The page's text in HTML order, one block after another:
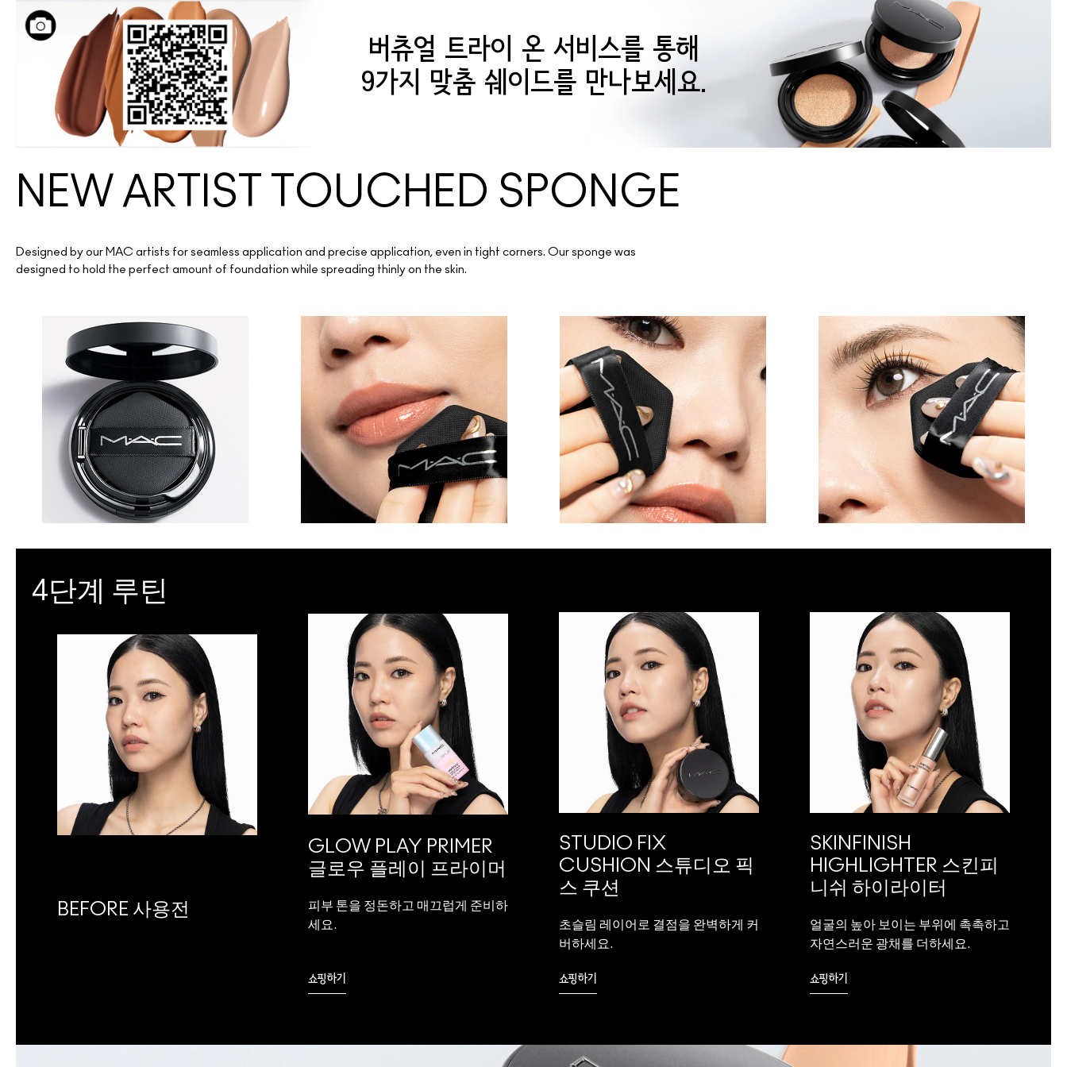
버츄얼 트라이 온 서비스를 통해
9가지 맞춤 쉐이드를 만나보세요.
NEW ARTIST TOUCHED SPONGE
Designed by our MAC artists for seamless application and precise application, even in tight corners. Our sponge was
designed to hold the perfect amount of foundation while spreading thinly on the skin.
4단계 루틴
BEFORE 사용전
GLOW PLAY PRIMER
글로우 플레이 프라이머
피부 톤을 정돈하고 매끄럽게 준비하
세요.
쇼핑하기
STUDIO FIX
CUSHION 스튜디오 픽
스 쿠션
초슬림 레이어로 결점을 완벽하게 커
버하세요.
쇼핑하기
SKINFINISH
HIGHLIGHTER 스킨피
니쉬 하이라이터
얼굴의 높아 보이는 부위에 촉촉하고
자연스러운 광채를 더하세요.
쇼핑하기